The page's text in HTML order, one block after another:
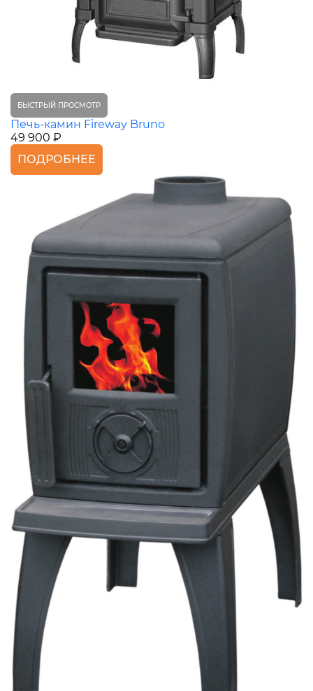
БЫСТРЫЙ ПРОСМОТР
Печь-камин Fireway Bruno
49 900 ₽
ПОДРОБНЕЕ